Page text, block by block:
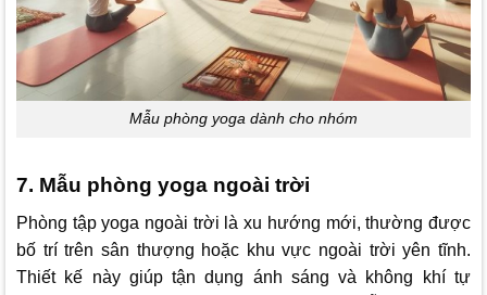
Mẫu phòng yoga dành cho nhóm
7. Mẫu phòng yoga ngoài trời
Phòng tập yoga ngoài trời là xu hướng mới, thường được
bố trí trên sân thượng hoặc khu vực ngoài trời yên tĩnh.
Thiết kế này giúp tận dụng ánh sáng và không khí tự